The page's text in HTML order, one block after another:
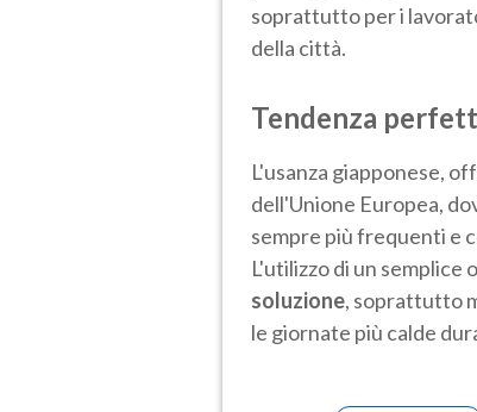
soprattutto per i
della città.
Tendenza
L'usanza giapponese,
dell'Unione Europea,
sempre più frequenti e
L'utilizzo di un
soluzione, soprattutto
le giornate più calde